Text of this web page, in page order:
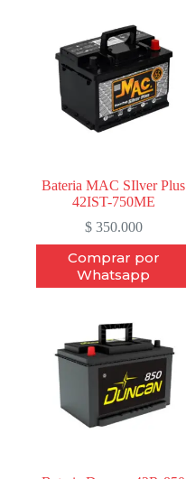
Bateria MAC SIlver Plus
42IST-750ME
$350.000
Comprar por
Whatsapp